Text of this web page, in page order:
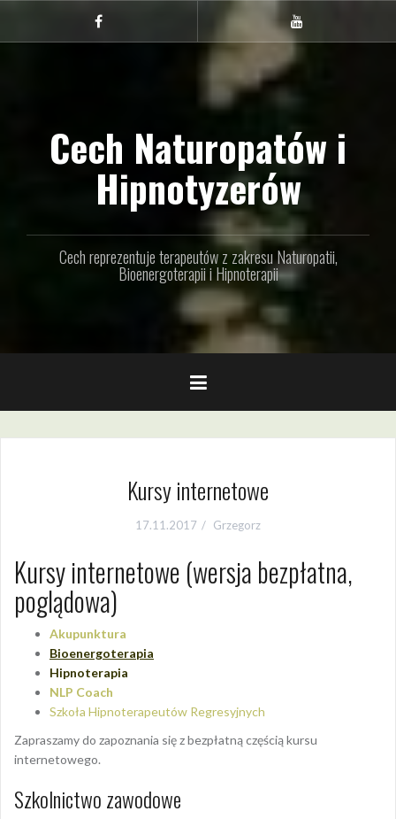
treści
Facebook youtube
Cech Naturopatów i
Hipnotyzerów
Cech reprezentuje terapeutów z zakresu Naturopatii,
Bioenergoterapii i Hipnoterapii
Kursy internetowe
17.11.2017 Grzegorz
Kursy internetowe (wersja bezpłatna,
poglądowa)
Akupunktura
Bioenergoterapia
Hipnoterapia
NLP Coach
Szkoła Hipnoterapeutów Regresyjnych
Zapraszamy do zapoznania się z bezpłatną częścią kursu
internetowego.
Szkolnictwo zawodowe